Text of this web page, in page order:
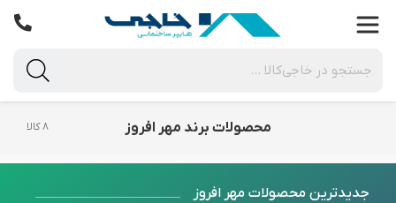
محصولات برند مهر افروز ۸ کالا
جدید‌ترین محصولات مهر افروز